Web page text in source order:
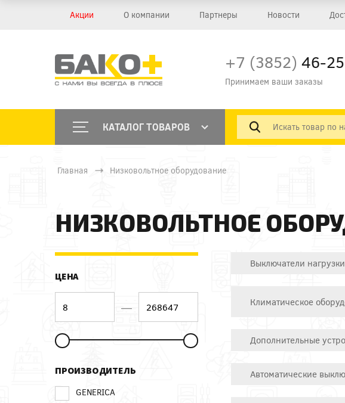
Акции О компании Партнеры Новости
+7 (3852) 46-
Принимаем ваши заказы
КАТАЛОГ ТОВАРОВ
Главная Низковольтное оборудование
НИЗКОВОЛЬТНОЕ
ЦЕНА
—
ПРОИЗВОДИТЕЛЬ
GENERICA
Выключатели
Климатическое
Дополнительные
Автоматические